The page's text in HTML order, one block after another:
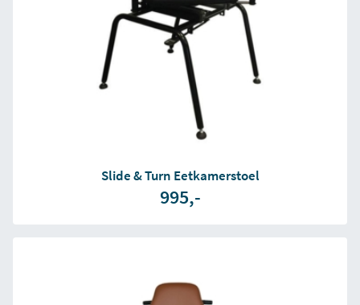
Slide & Turn Eetkamerstoel
995,-